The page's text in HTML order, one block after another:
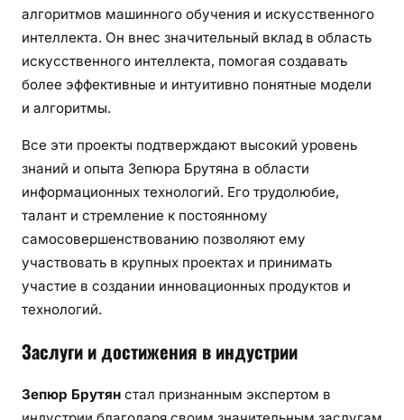
алгоритмов машинного обучения и искусственного
интеллекта. Он внес значительный вклад в область
искусственного интеллекта, помогая создавать
более эффективные и интуитивно понятные модели
и алгоритмы.
Все эти проекты подтверждают высокий уровень
знаний и опыта Зепюра Брутяна в области
информационных технологий. Его трудолюбие,
талант и стремление к постоянному
самосовершенствованию позволяют ему
участвовать в крупных проектах и принимать
участие в создании инновационных продуктов и
технологий.
Заслуги и достижения в индустрии
Зепюр Брутян стал признанным экспертом в